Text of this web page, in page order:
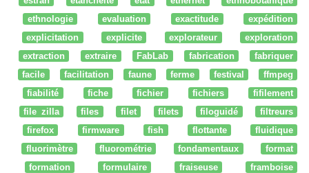
ethnologie
evaluation exactitude
expédition
explicitation
explicite explorateur
exploration
extraction
extraire FabLab fabrication
fabriquer
facile
facilitation faune ferme festival
ffmpeg
fiabilité
fiche fichier fichiers
fifilement
file zilla
files filet filets filoguidé
filtreurs
firefox
firmware fish flottante
fluidique
fluorimètre
fluorométrie fondamentaux
format
formation
formulaire fraiseuse
framboise